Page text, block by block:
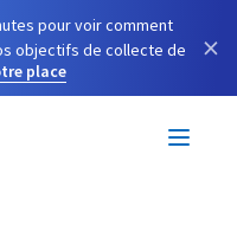
pour voir comment
objectifs de collecte de
place
×